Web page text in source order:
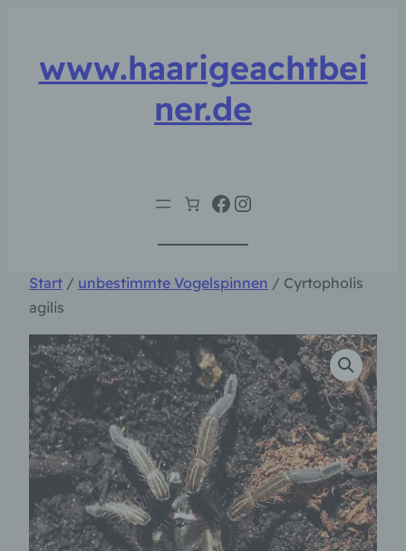
springenwww.haarigeachtbei
ner.de
Facebook
Instagram
Start / unbestimmte Vogelspinnen / Cyrtopholis
agilis